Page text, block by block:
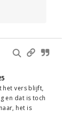
het vers blijft,
en dat is toch
het is